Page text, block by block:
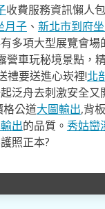
收費服務資訊懶人
月子、 新北市到府
多項大型展覽會場
營車玩秘境景點，
禮要送進心崁裡!北
泛舟去​刺激安全
格公道大圖輸出,背
出的品質。 秀姑巒
照正本?